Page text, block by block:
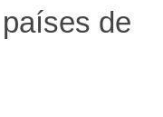
de